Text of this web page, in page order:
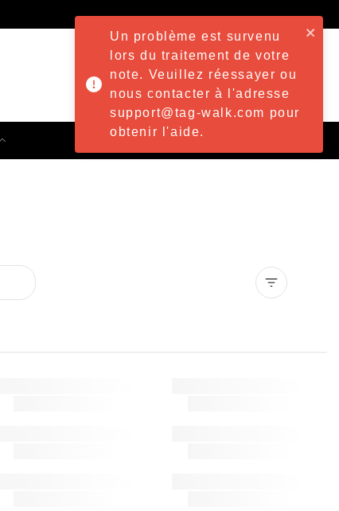
Un problème est survenu
lors du traitement de votre
note. Veuillez réessayer ou
nous contacter à l'adresse
support@tag-walk.com pour
obtenir l'aide.